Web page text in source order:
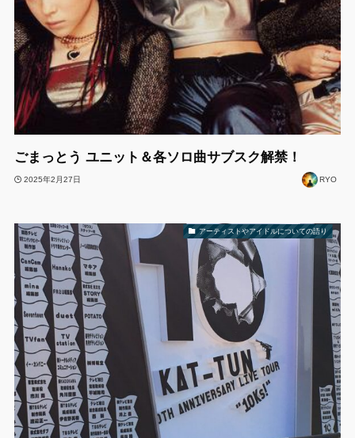
ごまっとう ユニット＆各ソロ曲サブスク解禁！
2025年2月27日 RYO
アーティストやアイドルについての語り